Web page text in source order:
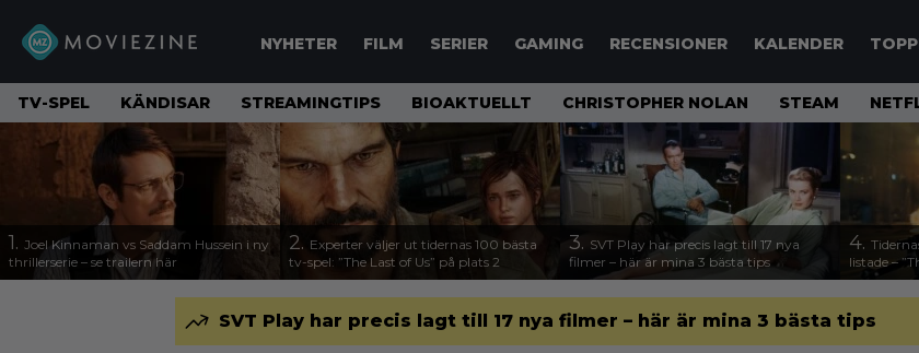
NYHETER FILM SERIER GAMING RECENSIONER KALENDER
TV-SPEL KÄNDISAR STREAMINGTIPS BIOAKTUELLT CHRISTOPHER NOLAN STEAM
1. Joel Kinnaman vs Saddam Hussein i ny
thrillerserie – se trailern här
2. Experter väljer ut tidernas 100 bästa
tv-spel: ”The Last of Us” på plats 2
3. SVT Play har precis lagt till 17 nya
filmer – här är mina 3 bästa tips
4.
listade –
SVT Play har precis lagt till 17 nya filmer – här är mina 3 bästa tips